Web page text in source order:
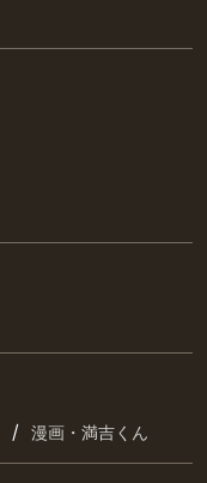
/ 漫画・満吉くん